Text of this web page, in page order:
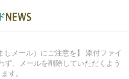
しメール）にご注意を】 添付ファイ
ず、メールを削除していただくよう
す。